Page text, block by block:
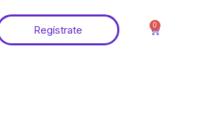
Regístrate 0